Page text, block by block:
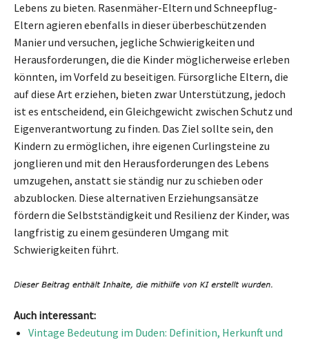
Lebens zu bieten. Rasenmäher-Eltern und Schneepflug-
Eltern agieren ebenfalls in dieser überbeschützenden
Manier und versuchen, jegliche Schwierigkeiten und
Herausforderungen, die die Kinder möglicherweise erleben
könnten, im Vorfeld zu beseitigen. Fürsorgliche Eltern, die
auf diese Art erziehen, bieten zwar Unterstützung, jedoch
ist es entscheidend, ein Gleichgewicht zwischen Schutz und
Eigenverantwortung zu finden. Das Ziel sollte sein, den
Kindern zu ermöglichen, ihre eigenen Curlingsteine zu
jonglieren und mit den Herausforderungen des Lebens
umzugehen, anstatt sie ständig nur zu schieben oder
abzublocken. Diese alternativen Erziehungsansätze
fördern die Selbstständigkeit und Resilienz der Kinder, was
langfristig zu einem gesünderen Umgang mit
Schwierigkeiten führt.
Auch interessant:
Vintage Bedeutung im Duden: Definition, Herkunft und